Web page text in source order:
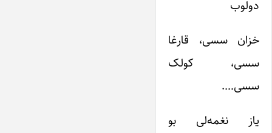
دولوب
خزان سسی، قارغا
سسی، کولک
سسی….
یاز نغمه‌لی بو